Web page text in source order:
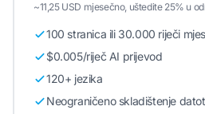
~11,25 USD mjesečno, uštedite 25% u
100 stranica ili 30.000 riječi
$0.005/riječ AI prijevod
120+ jezika
Neograničeno skladištenje